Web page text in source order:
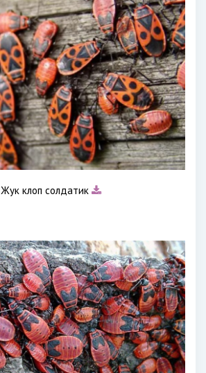
Жук клоп солдатик